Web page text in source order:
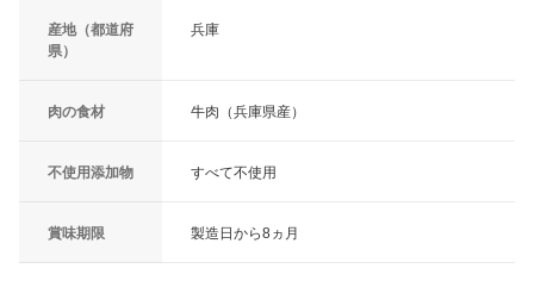
産地（都道府
県）
兵庫
肉の食材 牛肉（兵庫県産）
不使用添加物 すべて不使用
賞味期限 製造日から8ヵ月